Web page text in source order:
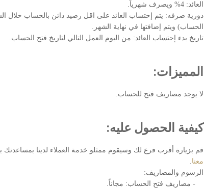
العائد: 4% ويصرف شهرياً.
دورية صرفه: يتم إحتساب العائد على اقل رصيد دائن بالحساب خلال
الحساب) ويتم إضافتها في نهاية الشهر.
تاريخ بدء إحتساب العائد: من اليوم العمل التالي لتاريخ فتح الحساب.
المميزات:
لا يوجد مصاريف فتح للحساب.
كيفية الحصول عليه:
قم بزيارة أقرب فرع لك وسيقوم ممثلو خدمة العملاء لدينا
معنا.
الرسوم والمصاريف:
- مصاريف فتح الحساب: مجاناً.